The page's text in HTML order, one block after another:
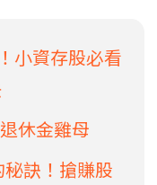
小資存股必看
休金雞母
訣！搶賺股